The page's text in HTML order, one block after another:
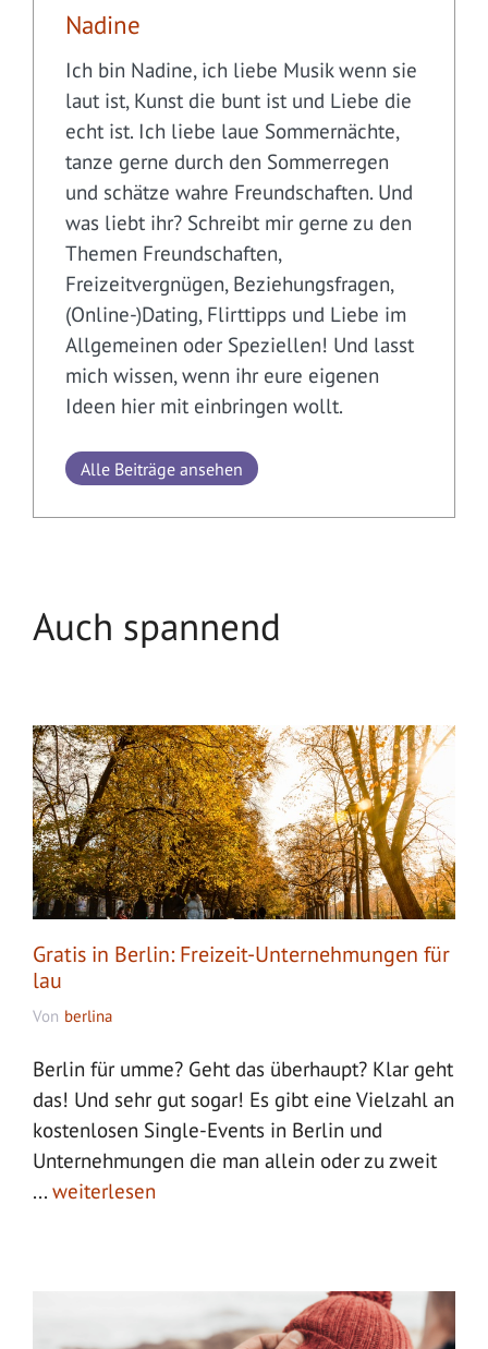
Nadine
Ich bin Nadine, ich liebe Musik wenn sie
laut ist, Kunst die bunt ist und Liebe die
echt ist. Ich liebe laue Sommernächte,
tanze gerne durch den Sommerregen
und schätze wahre Freundschaften. Und
was liebt ihr? Schreibt mir gerne zu den
Themen Freundschaften,
Freizeitvergnügen, Beziehungsfragen,
(Online-)Dating, Flirttipps und Liebe im
Allgemeinen oder Speziellen! Und lasst
mich wissen, wenn ihr eure eigenen
Ideen hier mit einbringen wollt.
Alle Beiträge ansehen
Auch spannend
Gratis in Berlin: Freizeit-Unternehmungen für
lau
Von berlina
Berlin für umme? Geht das überhaupt? Klar geht
das! Und sehr gut sogar! Es gibt eine Vielzahl an
kostenlosen Single-Events in Berlin und
Unternehmungen die man allein oder zu zweit
... weiterlesen